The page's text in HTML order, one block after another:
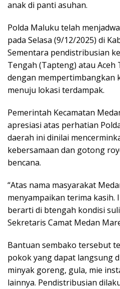
anak di panti asuhan.
Polda Maluku telah
pada Selasa (9/12/2025) di
Sementara pendistribusian
Tengah (Tapteng) atau Aceh
dengan mempertimbangkan
menuju lokasi terdampak.
Pemerintah Kecamatan
apresiasi atas perhatian
daerah ini dinilai
kebersamaan dan gotong
bencana.
“Atas nama masyarakat
menyampaikan terima
berarti di btengah kondisi
Sekretaris Camat Medan
Bantuan sembako tersebut
pokok yang dapat langsung
minyak goreng, gula, mie
lainnya. Pendistribusian